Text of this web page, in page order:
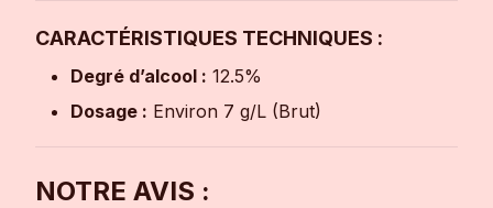
CARACTÉRISTIQUES TECHNIQUES :
Degré d’alcool : 12.5%
Dosage : Environ 7 g/L (Brut)
NOTRE AVIS :